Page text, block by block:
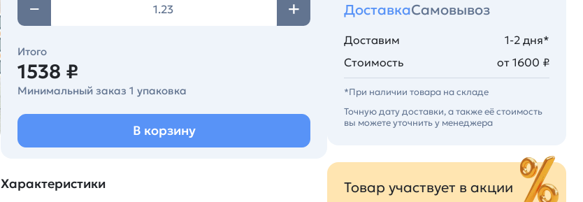
Итого
1538 ₽
Минимальный заказ 1 упаковка
В корзину
Характеристики
ДоставкаСамовывоз
Доставим
1-2 дня*
Стоимость
от 1600 ₽
*При наличии товара на складе
Точную дату доставки, а также её стоимость
вы можете уточнить у менеджера
Товар участвует в акции